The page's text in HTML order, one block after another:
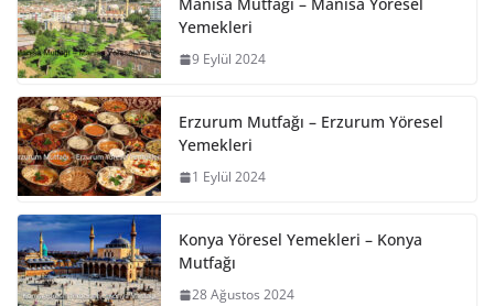
Yemekleri
9 Eylül 2024
Erzurum Mutfağı – Erzurum Yöresel
Yemekleri
1 Eylül 2024
Konya Yöresel Yemekleri – Konya
Mutfağı
28 Ağustos 2024